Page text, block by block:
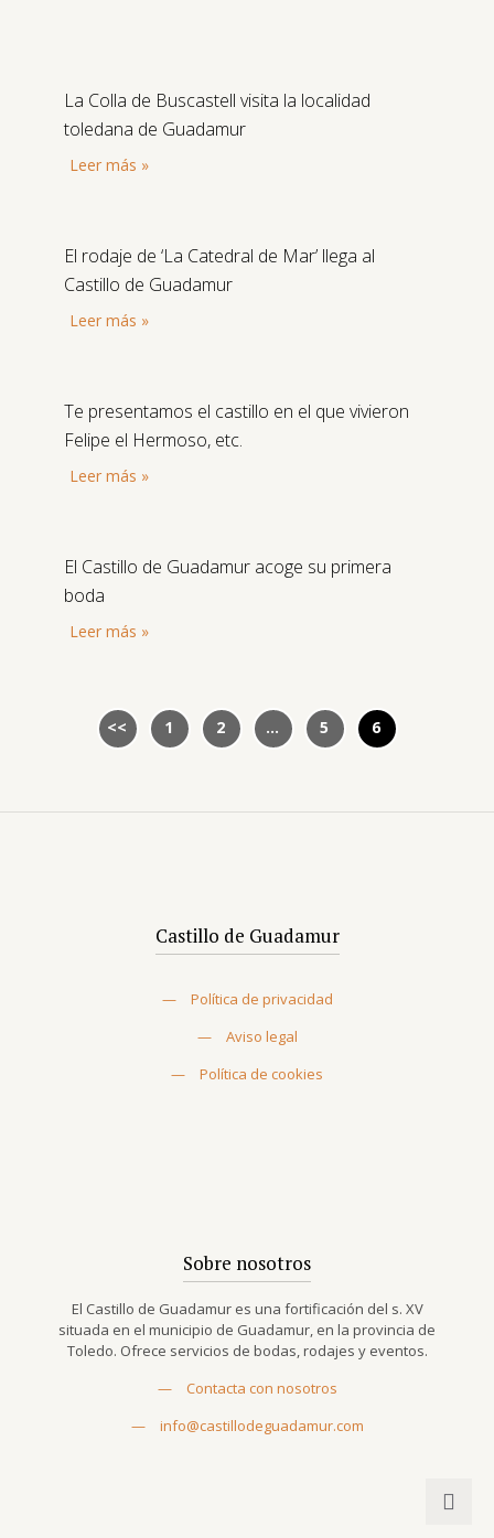
La Colla de Buscastell visita la localidad
toledana de Guadamur
Leer más »
El rodaje de ‘La Catedral de Mar’ llega al
Castillo de Guadamur
Leer más »
Te presentamos el castillo en el que vivieron
Felipe el Hermoso, etc.
Leer más »
El Castillo de Guadamur acoge su primera
boda
Leer más »
1 2 … 5 6
Castillo de Guadamur
—
Política de privacidad
—
Aviso legal
—
Política de cookies
Sobre nosotros
El Castillo de Guadamur es una fortificación del s. XV
situada en el municipio de Guadamur, en la provincia de
Toledo. Ofrece servicios de bodas, rodajes y eventos.
—
Contacta con nosotros
—
info@castillodeguadamur.com